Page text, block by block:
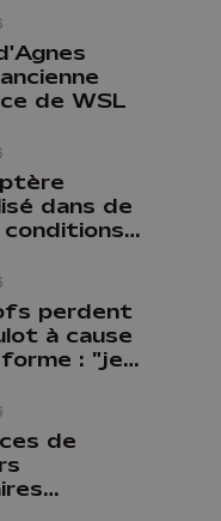
de WSL
dans de
à
perdent
à cause
: "je
que
de